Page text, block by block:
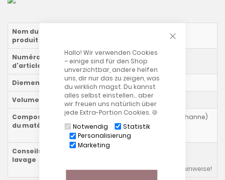
Hallo! Wir verwenden Cookies
– einige sind für den Shop
unverzichtbar, andere helfen
uns, dir nur das zu zeigen, was
du wirklich magst. Du kannst
alles selbst einstellen… aber
wir freuen uns natürlich über
jede Extra-Portion Cookies. 🍪
Notwendig
Statistik
Personalisierung
Marketing
Nom du
produit
Numéro
d'article
1801xx54
Diemension
140 x 27 cm
Volume
ca. 18 l
Composition
du matériau
Tissu extensible (90 % nylon, 10 % élasthanne)
et tissu éponge (85 % polyester, 15 %
polyamide)
Conseils de
lavage
conseils de lavage généraux
Waschhinweise!